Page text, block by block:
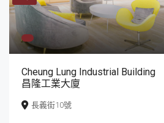
Cheung Lung Industrial Building
昌隆工業大廈
長義街10號